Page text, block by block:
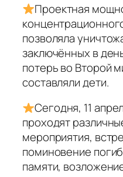
Проектная
позволяла
заключённых в
потерь во Второй
составляли дети.
Сегодня, 11
проходят
мероприятия,
поминовение
памяти,